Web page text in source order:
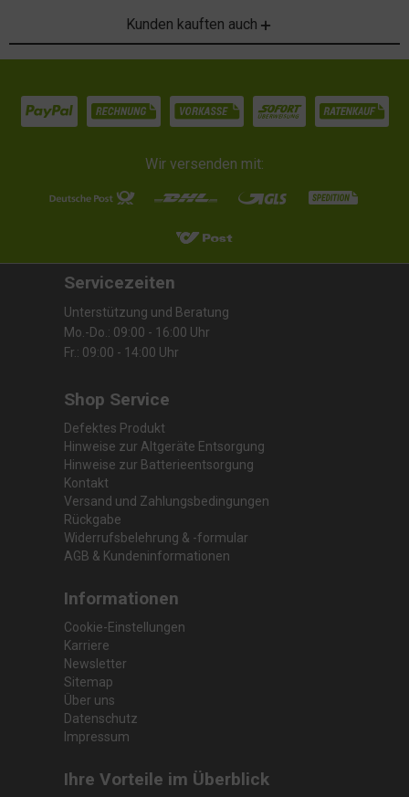
Kunden kauften auch
Wir versenden mit:
Servicezeiten
Unterstützung und Beratung
Mo.-Do.: 09:00 - 16:00 Uhr
Fr.: 09:00 - 14:00 Uhr
Shop Service
Defektes Produkt
Hinweise zur Altgeräte Entsorgung
Hinweise zur Batterieentsorgung
Kontakt
Versand und Zahlungsbedingungen
Rückgabe
Widerrufsbelehrung & -formular
AGB & Kundeninformationen
Informationen
Cookie-Einstellungen
Karriere
Newsletter
Sitemap
Über uns
Datenschutz
Impressum
Ihre Vorteile im Überblick